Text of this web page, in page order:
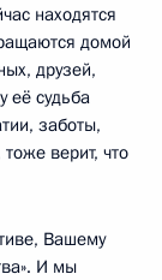
находятся
домой
друзей,
её судьба
заботы,
верит, что
Вашему
И мы